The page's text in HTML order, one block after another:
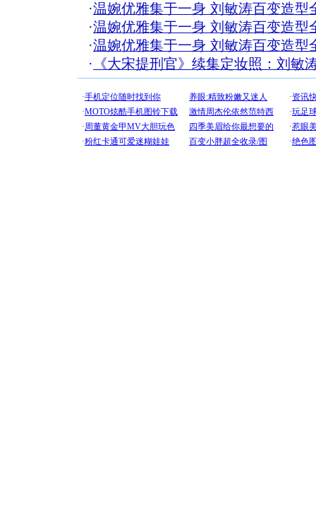
·温婉优雅集于一身 刘敏涛百变造型
·温婉优雅集于一身 刘敏涛百变造型
·温婉优雅集于一身 刘敏涛百变造型
· 《大宋提刑官》续集定妆照：刘敏